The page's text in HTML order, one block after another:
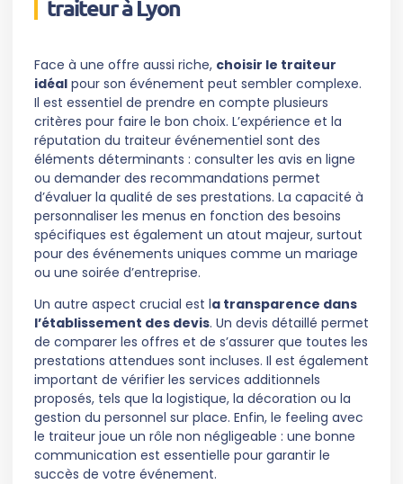
traiteur à Lyon
Face à une offre aussi riche, choisir le traiteur
idéal pour son événement peut sembler complexe.
Il est essentiel de prendre en compte plusieurs
critères pour faire le bon choix. L’expérience et la
réputation du traiteur événementiel sont des
éléments déterminants : consulter les avis en ligne
ou demander des recommandations permet
d’évaluer la qualité de ses prestations. La capacité à
personnaliser les menus en fonction des besoins
spécifiques est également un atout majeur, surtout
pour des événements uniques comme un mariage
ou une soirée d’entreprise.
Un autre aspect crucial est la transparence dans
l’établissement des devis. Un devis détaillé permet
de comparer les offres et de s’assurer que toutes les
prestations attendues sont incluses. Il est également
important de vérifier les services additionnels
proposés, tels que la logistique, la décoration ou la
gestion du personnel sur place. Enfin, le feeling avec
le traiteur joue un rôle non négligeable : une bonne
communication est essentielle pour garantir le
succès de votre événement.